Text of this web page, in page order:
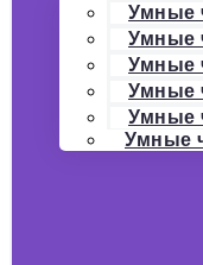
Умные
Умные
Умные
Умные
Умные
Умные